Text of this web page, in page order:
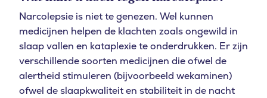
Narcolepsie is niet te genezen. Wel kunnen
medicijnen helpen de klachten zoals ongewild in
slaap vallen en kataplexie te onderdrukken. Er zijn
verschillende soorten medicijnen die ofwel de
alertheid stimuleren (bijvoorbeeld wekaminen)
ofwel de slaapkwaliteit en stabiliteit in de nacht